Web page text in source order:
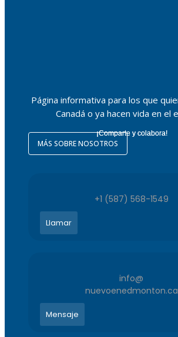
Página informativa para los que
Canadá o ya hacen vida en el
¡Comparte y colabora!
MÁS SOBRE NOSOTROS
+1 (587) 568-1549
Llamar
info@
nuevoenedmonton.ca
Mensaje